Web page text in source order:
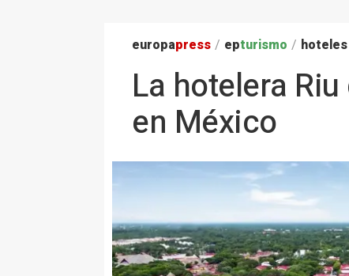
europapress / epturismo / hoteles
La hotelera
en México